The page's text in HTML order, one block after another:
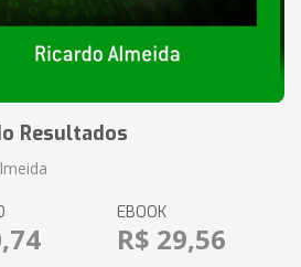
Resultados
EBOOK
R$ 29,56